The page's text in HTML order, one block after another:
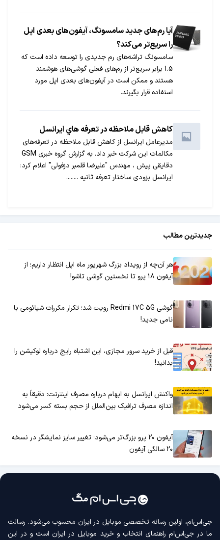
آیا رم‌های جدید سامسونگ، آیفون‌های بعدی اپل
را سریع‌تر می‎کند؟
سامسونگ تراشه‌های رم جدیدی را توسعه داده است که
1.5 برابر سریع‌تر از رم‌های فعلی گوشی‌های هوشمند
هستند و ممکن است در آیفون‌های بعدی اپل مورد
استفاده قرار بگیرند.
کاهش قابل ملاحظه در تعرفه هاي ايرانسل
مدیرعامل ایرانسل از کاهش قابل ملاحظه در تعرفه‌های
مکالمات این شرکت خبر داد. به گزارش گروه خبری GSM
دقایقی پیش ، مهندس "علیرضا قلمبر دزفولی" اعلام کرد:
ایرانسل بزودی ساختار تعرفه ثانیه ........
جدیدترین مطالب
هر آن‌چه از رویداد بزرگ شهریور ماه اپل انتظار داریم؛ از
آیفون ۱۸ پرو تا نخستین گوشی تاشو!
گوشی Redmi 17C 5G رویت شد؛ تکرار مکررات شیائومی با
نامی جدید!
قبل از خرید سرور مجازی، این اشتباه رایج درباره لوکیشن را
بدانید!
واکنش ایرانسل به ابهام درباره مصرف اینترنت: دقیقاً به
اندازه مصرف ترافیک بین‌الملل از حجم بسته کسر می‌شود
آیفون ۲۰ پرو بزرگ‌تر می‌شود؛ تغییر سایز نمایشگر در نسخه
۲۰ سالگی آیفون
جی‌اس‌ام، اولین رسانه‌ تخصصی موبایل در ایران محسوب می‌شود. رسالت
ما در جی‌اس‌ام راهنمای انتخاب و خرید موبایل در ایران است و در این